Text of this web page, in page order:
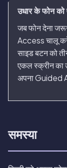
उधार के फोन
जब फोन देना
Access चालू
साइड बटन को
एकल स्क्रीन
अपना Guided
समस्या